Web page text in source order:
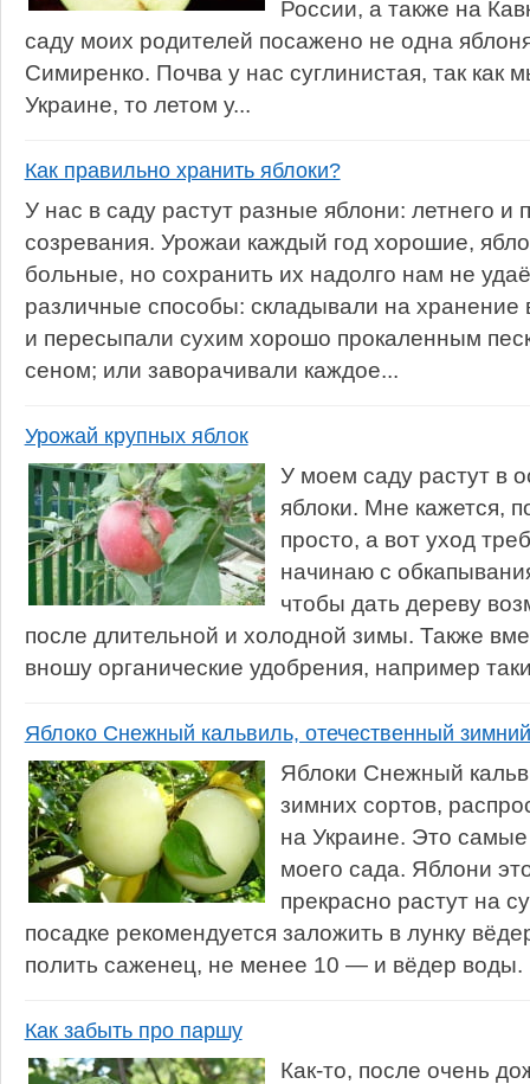
России, а также на
саду моих родителей посажено не одна
Симиренко. Почва у нас суглинистая, так как
Украине, то летом у...
Как правильно хранить яблоки?
У нас в саду растут разные яблони: летнего и
созревания. Урожаи каждый год хорошие,
больные, но сохранить их надолго нам не
различные способы: складывали на
и пересыпали сухим хорошо прокаленным
сеном; или заворачивали каждое...
Урожай крупных яблок
У моем саду растут в
яблоки. Мне кажется,
просто, а вот уход
начинаю с
чтобы дать дереву
после длительной и холодной зимы. Также
вношу органические удобрения, например
Яблоко Снежный кальвиль, отечественный
Яблоки Снежный
зимних сортов,
на Украине. Это
моего сада. Яблони
прекрасно растут на
посадке рекомендуется заложить в лунку
полить саженец, не менее 10 — и вёдер
Как забыть про паршу
Как-то, после очень